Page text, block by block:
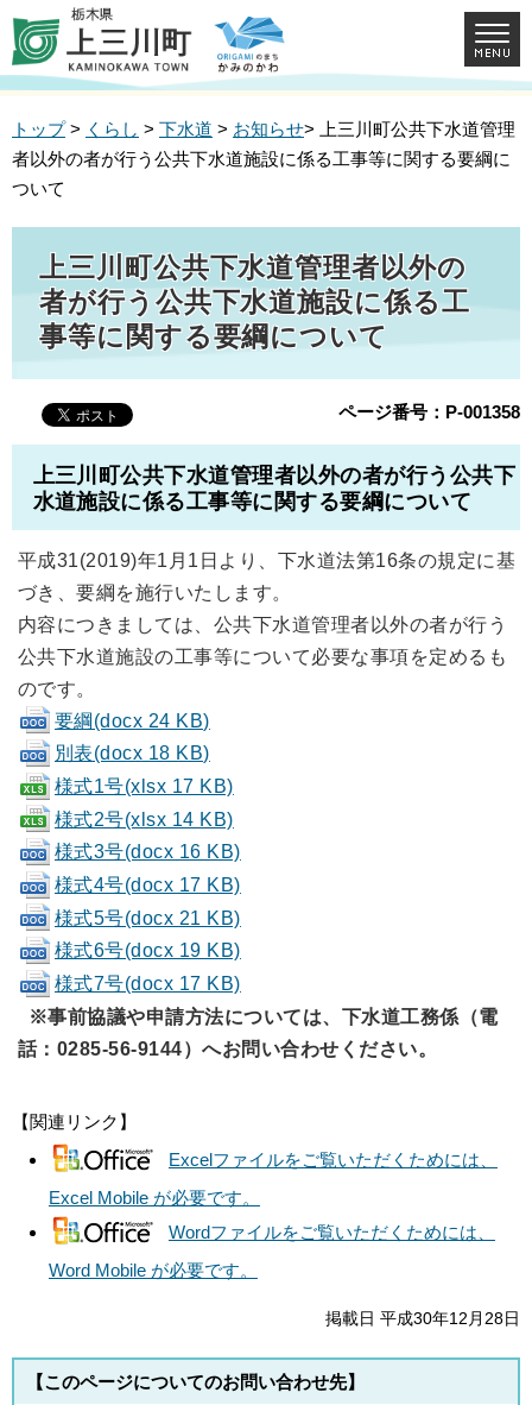
トップ> くらし > 下水道 > お知らせ> 上三川町公共下水道管理
者以外の者が行う公共下水道施設に係る工事等に関する要綱に
ついて
上三川町公共下水道管理者以外の
者が行う公共下水道施設に係る工
事等に関する要綱について
ページ番号：P-001358
上三川町公共下水道管理者以外の者が行う公共下
水道施設に係る工事等に関する要綱について
平成31(2019)年1月1日より、下水道法第16条の規定に基
づき、要綱を施行いたします。
内容につきましては、公共下水道管理者以外の者が行う
公共下水道施設の工事等について必要な事項を定めるも
のです。
要綱(docx 24 KB)
別表(docx 18 KB)
様式1号(xlsx 17 KB)
様式2号(xlsx 14 KB)
様式3号(docx 16 KB)
様式4号(docx 17 KB)
様式5号(docx 21 KB)
様式6号(docx 19 KB)
様式7号(docx 17 KB)
※事前協議や申請方法については、下水道工務係（電
話：0285-56-9144）へお問い合わせください。
【関連リンク】
Excelファイルをご覧いただくためには、
Excel Mobile が必要です。
Wordファイルをご覧いただくためには、
Word Mobile が必要です。
掲載日 平成30年12月28日
【このページについてのお問い合わせ先】